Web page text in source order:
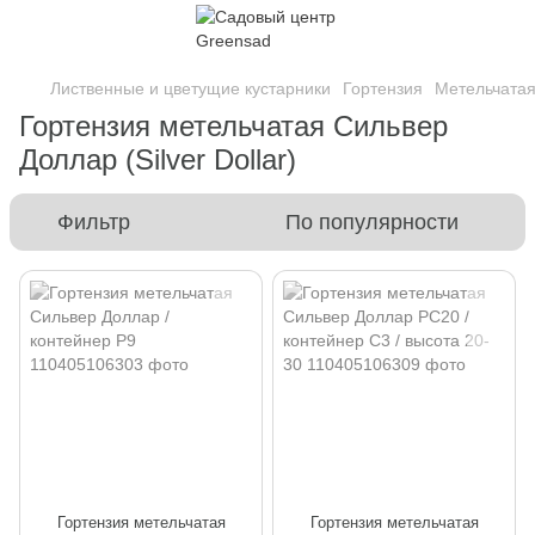
Лиственные и цветущие кустарники Гортензия Метельчатая
Гортензия метельчатая Сильвер
Доллар (Silver Dollar)
Фильтр По популярности
Гортензия метельчатая Гортензия метельчатая